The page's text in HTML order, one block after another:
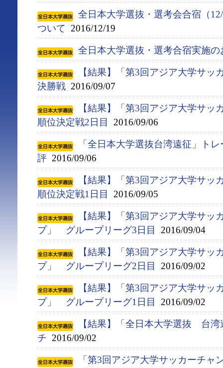
全日本大学選抜・選考会合宿（
ついて 2016/12/19
全日本大学選抜・選考合宿実施の
【結果】「第3回アジア大学サッ
決勝戦 2016/09/07
【結果】「第3回アジア大学サッ
順位決定戦2日目
2016/09/06
「全日本大学選抜台湾遠征」ト
評 2016/09/06
【結果】「第3回アジア大学サッ
順位決定戦1日目
2016/09/05
【結果】「第3回アジア大学サッ
プ」 グループリーグ3日目
2016/09/04
【結果】「第3回アジア大学サッ
プ」 グループリーグ2日目
2016/09/02
【結果】「第3回アジア大学サッ
プ」 グループリーグ1日目
2016/09/02
【結果】「全日本大学選抜 台
チ 2016/09/02
「第3回アジア大学サッカーチャ